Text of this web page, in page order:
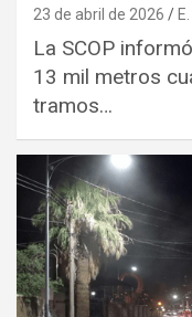
23 de abril de 2026
La SCOP
13 mil metros
tramos…